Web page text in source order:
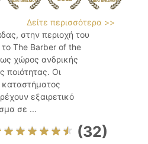
Δείτε περισσότερα >>
στην περιοχή του
The Barber of the
ως χώρος ανδρικής
ποιότητας. Οι
καταστήματος
εξαιρετικό
σε ...
(32)